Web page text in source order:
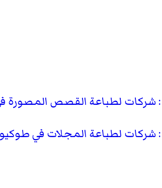
شركات لطباعة القصص المصورة
شركات لطباعة المجلات في طوكيو